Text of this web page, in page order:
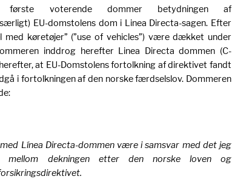
første voterende dommer betydningen af
EU-domstolens dom i Linea Directa-sagen. Efter
køretøjer” (”use of vehicles”) være dækket under
inddrog herefter Linea Directa dommen (C-
at EU-Domstolens fortolkning af direktivet fandt
i fortolkningen af den norske færdselslov. Dommeren
med Línea Directa-dommen være i samsvar med det jeg
mellom dekningen etter den norske loven og